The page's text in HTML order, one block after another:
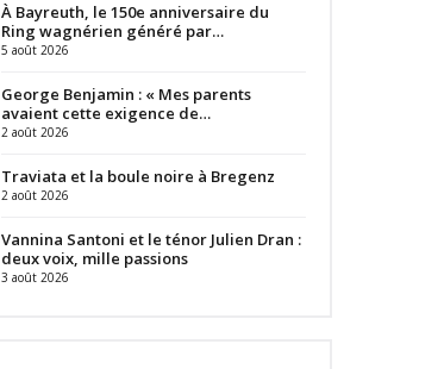
À Bayreuth, le 150e anniversaire du
Ring wagnérien généré par…
5 août 2026
George Benjamin : « Mes parents
avaient cette exigence de…
2 août 2026
Traviata et la boule noire à Bregenz
2 août 2026
Vannina Santoni et le ténor Julien Dran :
deux voix, mille passions
3 août 2026